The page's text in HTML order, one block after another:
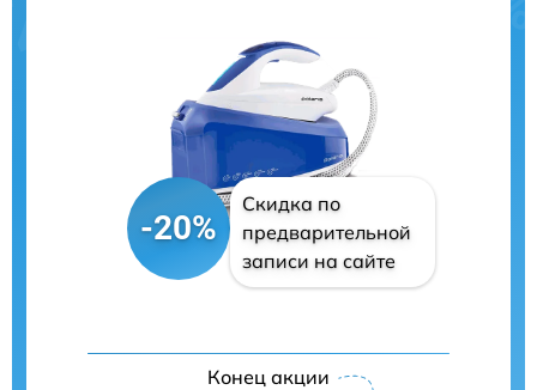
-20%
Скидка по
предварительной
записи на сайте
Конец акции